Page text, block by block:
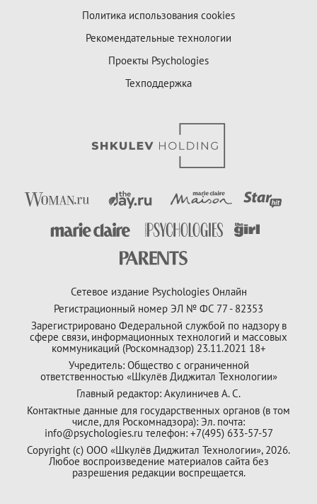
Политика использования cookies
Рекомендательные технологии
Проекты Psychologies
Техподдержка
Сетевое издание Psychologies Онлайн
Регистрационный номер ЭЛ № ФС 77 - 82353
Зарегистрировано Федеральной службой по надзору в
сфере связи, информационных технологий и массовых
коммуникаций (Роскомнадзор) 23.11.2021 18+
Учредитель: Общество с ограниченной
ответственностью «Шкулёв Диджитал Технологии»
Главный редактор: Акулиничев А. С.
Контактные данные для государственных органов (в том
числе, для Роскомнадзора): Эл. почта:
info@psychologies.ru телефон: +7(495) 633-57-57
Copyright (с) ООО «Шкулёв Диджитал Технологии», 2026.
Любое воспроизведение материалов сайта без
разрешения редакции воспрещается.